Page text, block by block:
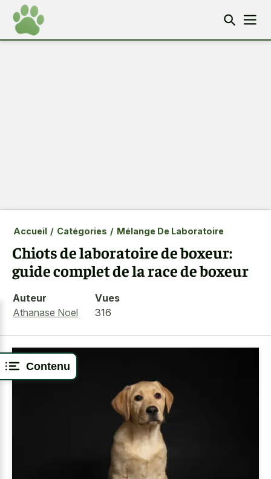
Contenu
Accueil / Catégories / Mélange De Laboratoire
Chiots de laboratoire de boxeur:
guide complet de la race de boxeur
Auteur
Athanase Noel
Vues
316